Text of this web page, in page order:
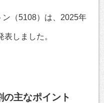
（5108）は、2025年
しました。
の主なポイント